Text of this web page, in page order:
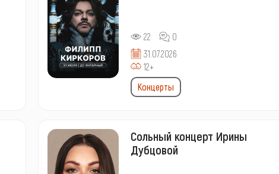
22
0
31.07.2026
12+
Концерты
Сольный концерт Ирины
Дубцовой